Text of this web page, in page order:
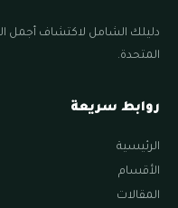
دليلك الشامل لاكتشاف أجمل
المتحدة.
روابط سريعة
الرئيسية
الأقسام
المقالات